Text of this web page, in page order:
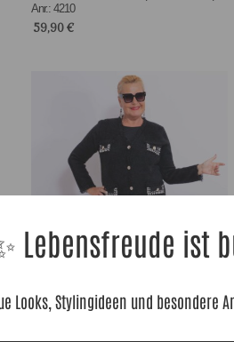
Anr.: 4210
59,90€
3252
Lebensfreude ist
Looks, Stylingideen und besondere